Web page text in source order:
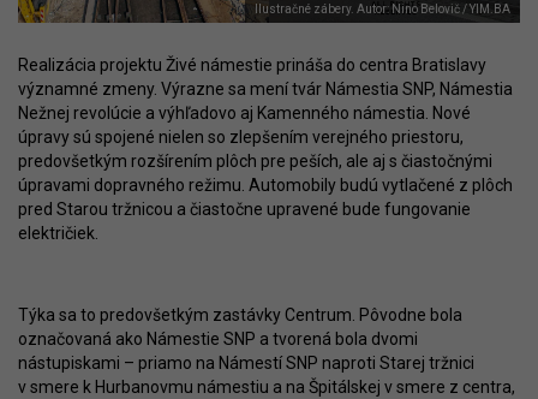
Ilustračné zábery. Autor: Nino Belovič / YIM.BA
Realizácia projektu Živé námestie prináša do centra Bratislavy
významné zmeny. Výrazne sa mení tvár Námestia SNP, Námestia
Nežnej revolúcie a výhľadovo aj Kamenného námestia. Nové
úpravy sú spojené nielen so zlepšením verejného priestoru,
predovšetkým rozšírením plôch pre peších, ale aj s čiastočnými
úpravami dopravného režimu. Automobily budú vytlačené z plôch
pred Starou tržnicou a čiastočne upravené bude fungovanie
električiek.
Týka sa to predovšetkým zastávky Centrum. Pôvodne bola
označovaná ako Námestie SNP a tvorená bola dvomi
nástupiskami – priamo na Námestí SNP naproti Starej tržnici
v smere k Hurbanovmu námestiu a na Špitálskej v smere z centra,